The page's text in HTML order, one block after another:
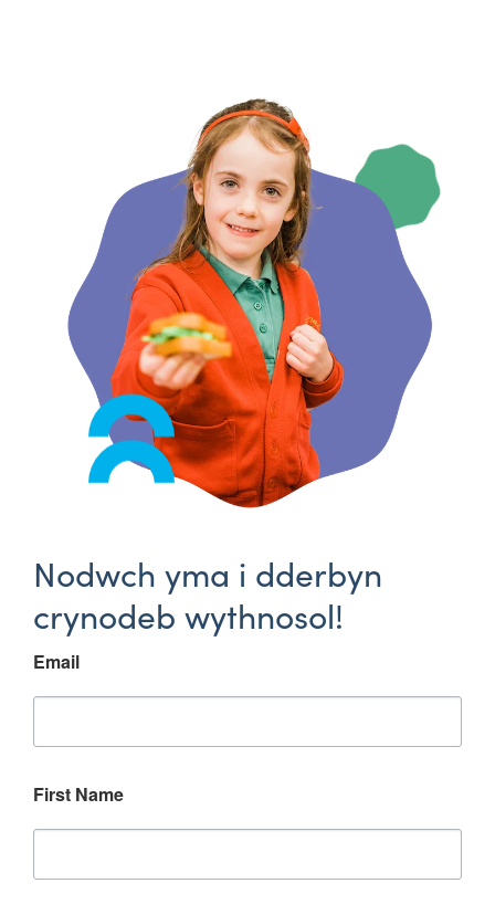
Nodwch yma i dderbyn
crynodeb wythnosol!
Email
First Name